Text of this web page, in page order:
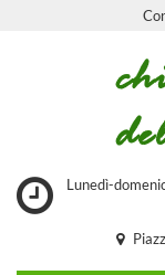
Lunedì-